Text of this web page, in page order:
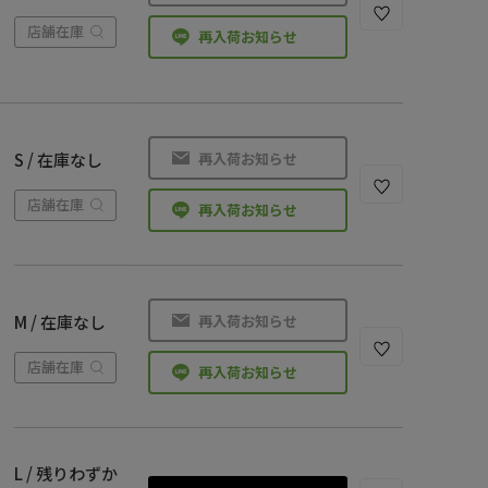
店舗在庫 再入荷お知らせ
S / 在庫なし
店舗在庫
再入荷お知らせ
再入荷お知らせ
M / 在庫なし
店舗在庫
再入荷お知らせ
再入荷お知らせ
L / 残りわずか